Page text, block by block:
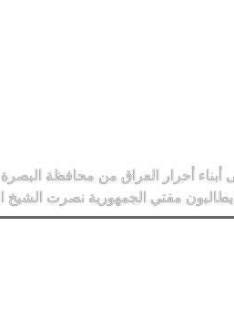
أبناء أحرار العراق من محافظة البصرة
مفتي الجمهورية نصرت الشيخ